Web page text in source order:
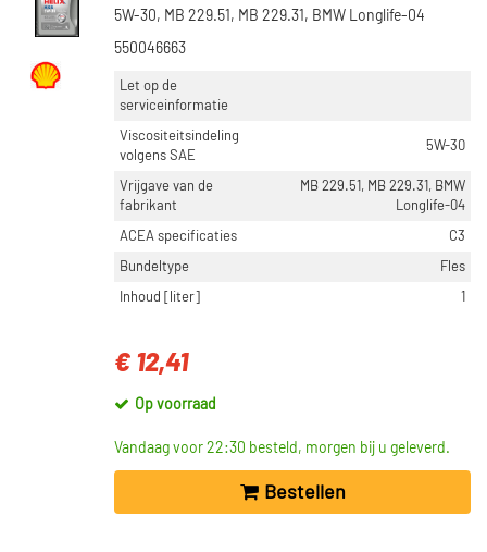
Toon meer
NETBREEDTE [MM]
Op voorraad (766)
Niet op voorraad (475)
5W-30, MB 229.51, MB 229.31, BMW Longlife-04
550046663
Let op de
serviceinformatie
Viscositeitsindeling
volgens SAE
5W-30
Vrijgave van de
fabrikant
MB 229.51, MB 229.31, BMW
Longlife-04
ACEA specificaties
C3
Bundeltype
Fles
Inhoud [liter]
1
€ 12,41
Op voorraad
Vandaag voor 22:30 besteld, morgen bij u geleverd.
Bestellen